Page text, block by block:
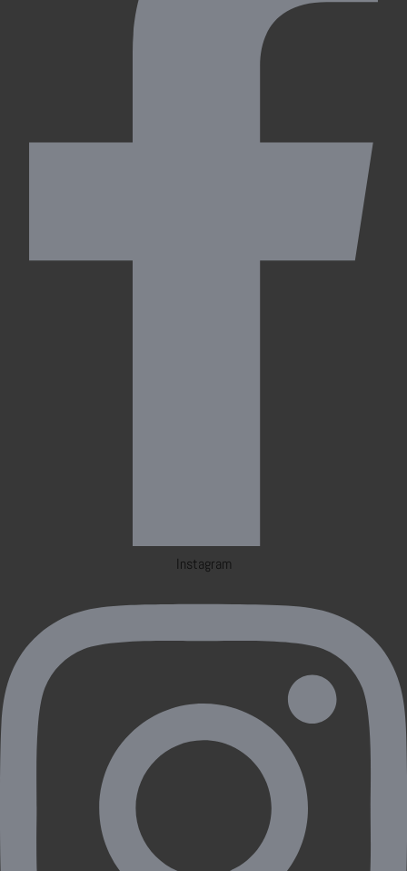
Instagram